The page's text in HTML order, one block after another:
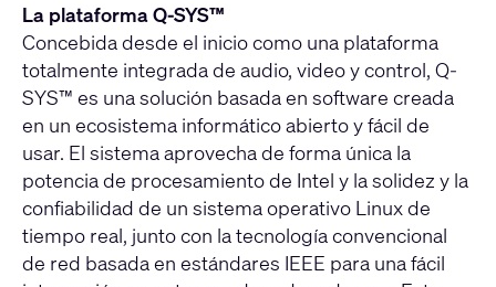
La plataforma Q-SYS™
Concebida desde el inicio como una plataforma
totalmente integrada de audio, video y control, Q-
SYS™ es una solución basada en software creada
en un ecosistema informático abierto y fácil de
usar. El sistema aprovecha de forma única la
potencia de procesamiento de Intel y la solidez y la
confiabilidad de un sistema operativo Linux de
tiempo real, junto con la tecnología convencional
de red basada en estándares IEEE para una fácil